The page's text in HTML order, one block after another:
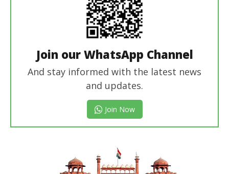
Join our WhatsApp Channel
And stay informed with the latest news
and updates.
Join Now